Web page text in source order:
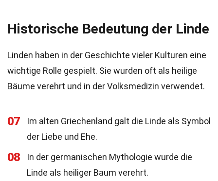
Historische Bedeutung der Linde
Linden haben in der Geschichte vieler Kulturen eine
wichtige Rolle gespielt. Sie wurden oft als heilige
Bäume verehrt und in der Volksmedizin verwendet.
07
Im alten Griechenland galt die Linde als Symbol
der Liebe und Ehe.
08
In der germanischen Mythologie wurde die
Linde als heiliger Baum verehrt.